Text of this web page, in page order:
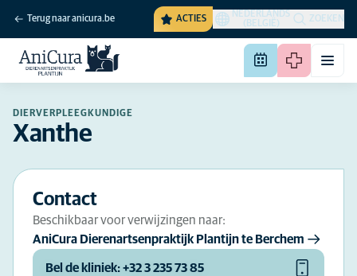
Terug naar anicura.be ACTIES
NEDERLANDS
(BELGIË)
ZOEKEN
DIERVERPLEEGKUNDIGE
Xanthe
Contact
Beschikbaar voor verwijzingen naar:
AniCura Dierenartsenpraktijk Plantijn te Berchem
Bel de kliniek: +32 3 235 73 85